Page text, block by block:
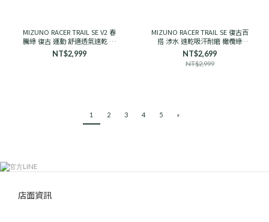
MIZUNO RACER TRAIL SE V2 春
騰綠 復古 運動 舒適透氣速乾 朔
溪鞋 D1GH261202
NT$2,999
MIZUNO RACER TRAIL SE 復古百
搭 涉水 速乾吸汗耐磨 橄欖綠
D1GH241901
NT$2,699
NT$2,999
1 2 3 4 5 »
店面資訊